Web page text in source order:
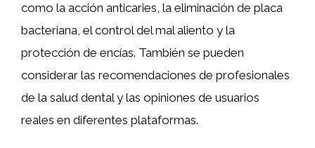
como la acción anticaries, la eliminación de placa
bacteriana, el control del mal aliento y la
protección de encías. También se pueden
considerar las recomendaciones de profesionales
de la salud dental y las opiniones de usuarios
reales en diferentes plataformas.